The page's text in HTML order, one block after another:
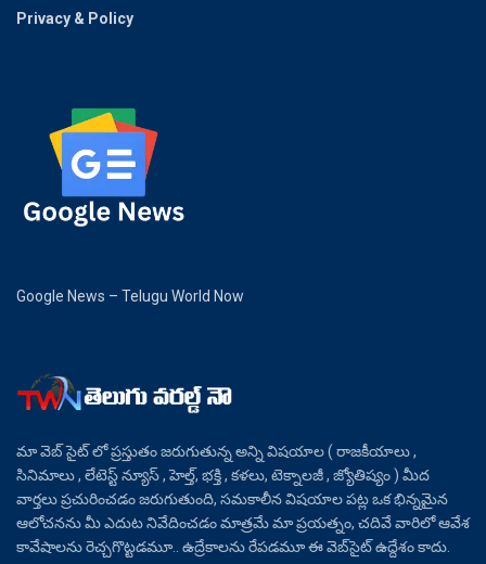
Privacy & Policy
Google News – Telugu World Now
మా వెబ్ సైట్ లో ప్రస్తుతం జరుగుతున్న అన్ని విషయాల ( రాజకీయాలు ,
సినిమాలు , లేటెస్ట్ న్యూస్ , హెల్త్, భక్తి , కళలు, టెక్నాలజీ , జ్యోతిష్యం ) మీద
వార్తలు ప్రచురించడం జరుగుతుంది, సమకాలీన విషయాల పట్ల ఒక భిన్నమైన
ఆలోచనను మీ ఎదుట నివేదించడం మాత్రమే మా ప్రయత్నం, చదివే వారిలో ఆవేశ
కావేషాలను రెచ్చగొట్టడమూ.. ఉద్రేకాలను రేపడమూ ఈ వెబ్‌సైట్ ఉద్దేశం కాదు.